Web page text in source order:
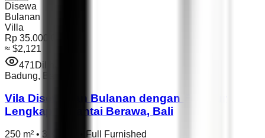
Disewa
Bulanan
Villa
Rp 35.000.000
≈ $2,121
471Dilihat
Badung, Bali
Vila Disewakan Bulanan dengan Furnitur
Lengkap di Pantai Berawa, Bali
250 m² • 3 Kamar Full Furnished